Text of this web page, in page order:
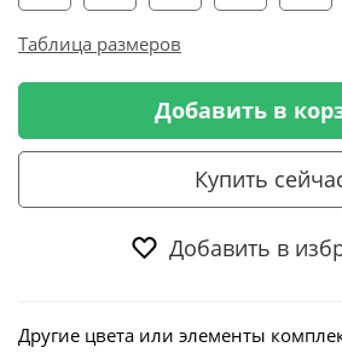
Таблица размеров
Добавить в
Купить
Добавить в
Другие цвета или элементы